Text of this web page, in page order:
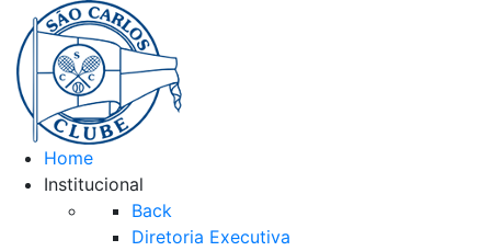
Home
Institucional
Back
Diretoria Executiva